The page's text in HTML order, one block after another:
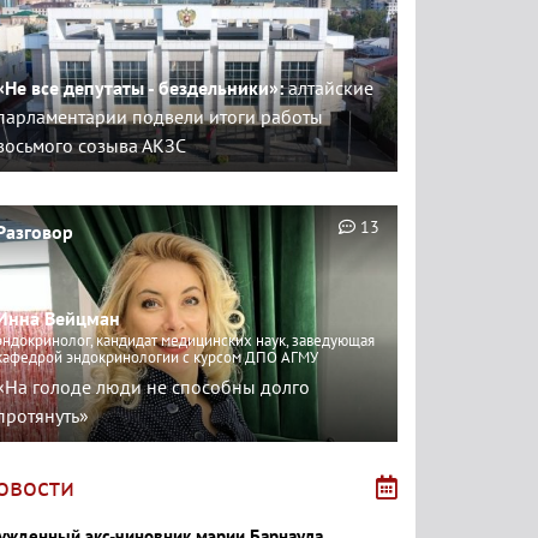
все депутаты - бездельники»:алтайские
подвели итоги работы
созыва АКЗС
Вейцман
кандидат медицинских наук, заведующая
эндокринологии с курсом ДПО АГМУ
голоде люди не способны долго
13